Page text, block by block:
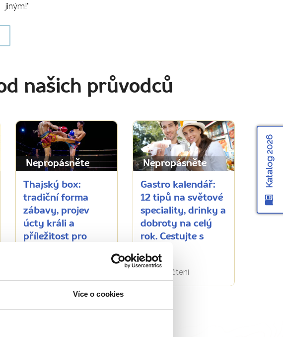
Více o cookies
jiným!"
našich průvodců
Nepropásněte
Thajský box:
tradiční forma
zábavy, projev
úcty králi a
příležitost pro
Nepropásněte
Gastro kalendář:
12 tipů na světové
speciality, drinky a
dobroty na celý
rok. Cestujte s
8311 přečtení
Katalog 2026